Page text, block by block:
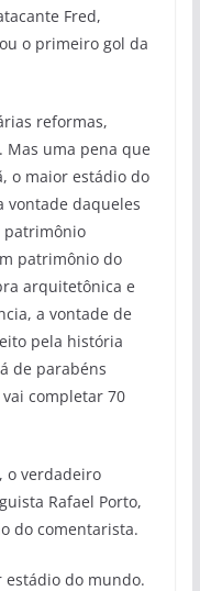
Fred,
o primeiro gol da
reformas,
uma pena que
o maior estádio do
vontade daqueles
patrimônio
patrimônio do
arquitetônica e
a vontade de
pela história
de parabéns
completar 70
o verdadeiro
Rafael Porto,
do comentarista.
estádio do mundo.